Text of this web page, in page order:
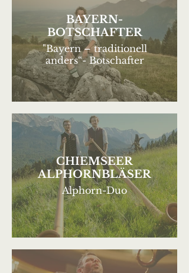
BAYERN-
BOTSCHAFTER
"Bayern – traditionell
anders“- Botschafter
CHIEMSEER
ALPHORNBLÄSER
Alphorn-Duo